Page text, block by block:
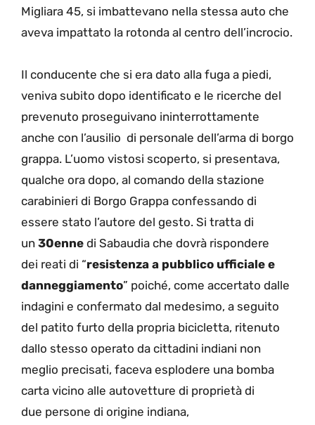
Migliara 45, si imbattevano nella stessa auto che
aveva impattato la rotonda al centro dell’incrocio.
Il conducente che si era dato alla fuga a piedi,
veniva subito dopo identificato e le ricerche del
prevenuto proseguivano ininterrottamente
anche con l’ausilio di personale dell’arma di borgo
grappa. L’uomo vistosi scoperto, si presentava,
qualche ora dopo, al comando della stazione
carabinieri di Borgo Grappa confessando di
essere stato l’autore del gesto. Si tratta di
un 30enne di Sabaudia che dovrà rispondere
dei reati di “resistenza a pubblico ufficiale e
danneggiamento” poiché, come accertato dalle
indagini e confermato dal medesimo, a seguito
del patito furto della propria bicicletta, ritenuto
dallo stesso operato da cittadini indiani non
meglio precisati, faceva esplodere una bomba
carta vicino alle autovetture di proprietà di
due persone di origine indiana,